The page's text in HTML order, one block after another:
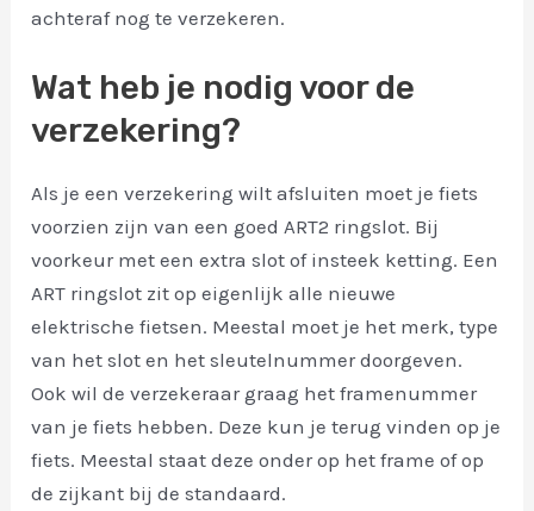
achteraf nog te verzekeren.
Wat heb je nodig voor de
verzekering?
Als je een verzekering wilt afsluiten moet je fiets
voorzien zijn van een goed ART2 ringslot. Bij
voorkeur met een extra slot of insteek ketting. Een
ART ringslot zit op eigenlijk alle nieuwe
elektrische fietsen. Meestal moet je het merk, type
van het slot en het sleutelnummer doorgeven.
Ook wil de verzekeraar graag het framenummer
van je fiets hebben. Deze kun je terug vinden op je
fiets. Meestal staat deze onder op het frame of op
de zijkant bij de standaard.